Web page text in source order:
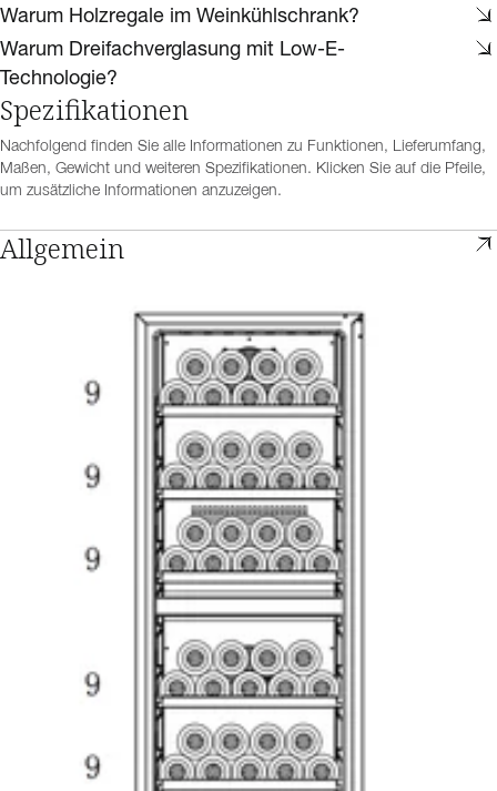
Warum Holzregale im Weinkühlschrank?
Warum Dreifachverglasung mit Low-E-
Technologie?
Spezifikationen
Nachfolgend finden Sie alle Informationen zu Funktionen, Lieferumfang,
Maßen, Gewicht und weiteren Spezifikationen. Klicken Sie auf die Pfeile,
um zusätzliche Informationen anzuzeigen.
Allgemein